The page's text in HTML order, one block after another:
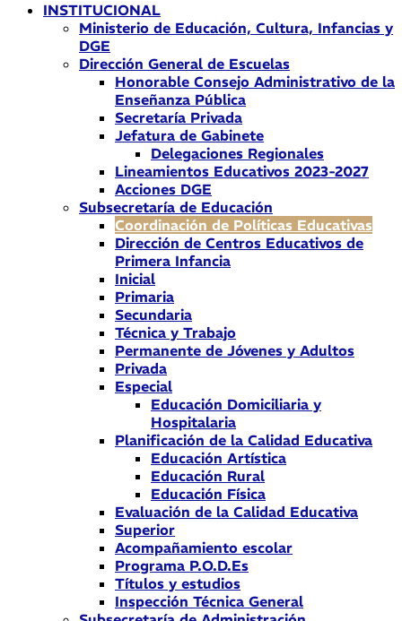
INSTITUCIONAL
Ministerio de Educación, Cultura, Infancias y
DGE
Dirección General de Escuelas
Honorable Consejo Administrativo de la
Enseñanza Pública
Secretaría Privada
Jefatura de Gabinete
Delegaciones Regionales
Lineamientos Educativos 2023-2027
Acciones DGE
Subsecretaría de Educación
Coordinación de Políticas Educativas
Dirección de Centros Educativos de
Primera Infancia
Inicial
Primaria
Secundaria
Técnica y Trabajo
Permanente de Jóvenes y Adultos
Privada
Especial
Educación Domiciliaria y
Hospitalaria
Planificación de la Calidad Educativa
Educación Artística
Educación Rural
Educación Física
Evaluación de la Calidad Educativa
Superior
Acompañamiento escolar
Programa P.O.D.Es
Títulos y estudios
Inspección Técnica General